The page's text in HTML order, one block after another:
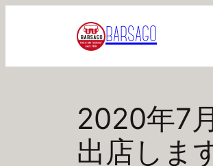
BARSAGO
2020年7
出店しま